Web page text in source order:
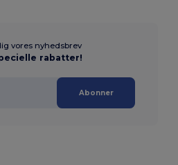
vores nyhedsbrev
rabatter!
Abonner